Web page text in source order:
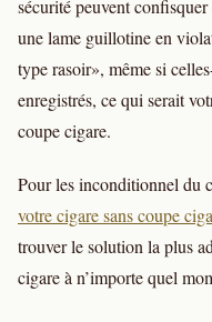
sécurité peuvent
une lame guillotine en
type rasoir», même si
enregistrés, ce qui serait
coupe cigare.
Pour les inconditionnel du
votre cigare sans coupe
trouver le solution la plus
cigare à n’importe quel